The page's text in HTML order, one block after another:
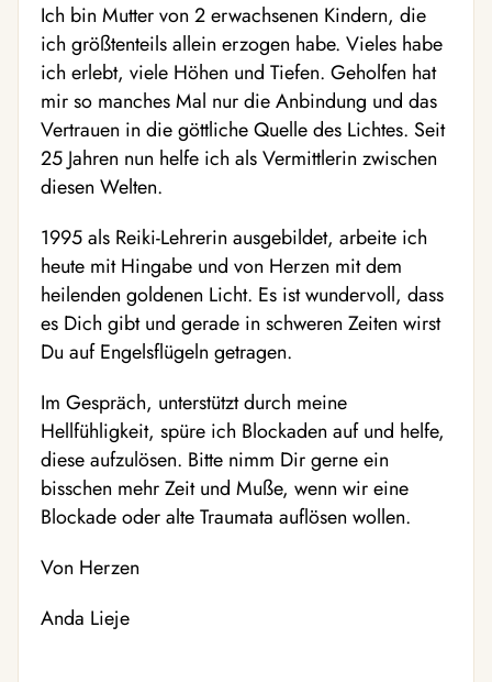
Ich bin Mutter von 2 erwachsenen Kindern, die
ich größtenteils allein erzogen habe. Vieles habe
ich erlebt, viele Höhen und Tiefen. Geholfen hat
mir so manches Mal nur die Anbindung und das
Vertrauen in die göttliche Quelle des Lichtes. Seit
25 Jahren nun helfe ich als Vermittlerin zwischen
diesen Welten.
1995 als Reiki-Lehrerin ausgebildet, arbeite ich
heute mit Hingabe und von Herzen mit dem
heilenden goldenen Licht. Es ist wundervoll, dass
es Dich gibt und gerade in schweren Zeiten wirst
Du auf Engelsflügeln getragen.
Im Gespräch, unterstützt durch meine
Hellfühligkeit, spüre ich Blockaden auf und helfe,
diese aufzulösen. Bitte nimm Dir gerne ein
bisschen mehr Zeit und Muße, wenn wir eine
Blockade oder alte Traumata auflösen wollen.
Von Herzen
Anda Lieje